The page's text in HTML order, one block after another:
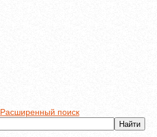
Расширенный поиск